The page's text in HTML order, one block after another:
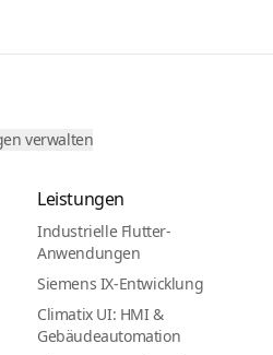
verwalten
Leistungen
Industrielle Flutter-
Anwendungen
Siemens IX-Entwicklung
Climatix UI: HMI &
Gebäudeautomation